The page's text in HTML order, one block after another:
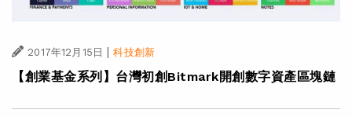
2017年12月15日 | 科技創新
【創業基金系列】台灣初創Bitmark開創數字資產區塊鏈